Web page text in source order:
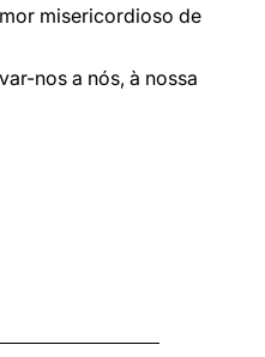
misericordioso de
nos a nós, à nossa